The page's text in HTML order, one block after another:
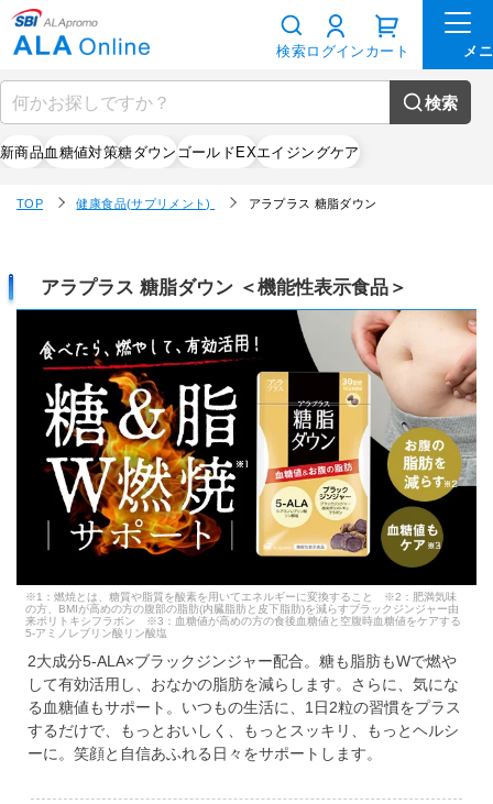
検索
新商品血糖値対策糖ダウンゴールドEXエイジングケア
検索ログイン カート
TOP 健康食品(サプリメント) アラプラス 糖脂ダウン
アラプラス 糖脂ダウン ＜機能性表示食品＞
※1：燃焼とは、糖質や脂質を酸素を用いてエネルギーに変換すること ※2：肥満気味
の方、BMIが高めの方の腹部の脂肪(内臓脂肪と皮下脂肪)を減らすブラックジンジャー由
来ポリトキシフラボン ※3：血糖値が高めの方の食後血糖値と空腹時血糖値をケアする
5-アミノレブリン酸リン酸塩
2大成分5-ALA×ブラックジンジャー配合。糖も脂肪もWで燃や
して有効活用し、おなかの脂肪を減らします。さらに、気にな
る血糖値もサポート。いつもの生活に、1日2粒の習慣をプラス
するだけで、もっとおいしく、もっとスッキリ、もっとヘルシ
ーに。笑顔と自信あふれる日々をサポートします。